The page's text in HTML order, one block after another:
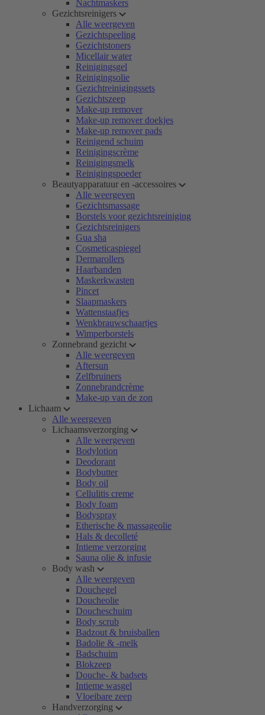
Nachtmaskers
Gezichtsreinigers
Alle weergeven
Gezichtspeeling
Gezichtstoners
Micellair water
Reinigingsgel
Reinigingsolie
Gezichtreinigingssets
Gezichtszeep
Make-up remover
Make-up remover doekjes
Make-up remover pads
Reinigend schuim
Reinigingscrème
Reinigingsmelk
Reinigingspoeder
Beautyapparatuur en -accessoires
Alle weergeven
Gezichtsmassage
Borstels voor gezichtsreiniging
Gezichtsreinigers
Gua sha
Cosmeticaspiegel
Dermarollers
Haarbanden
Maskerkwasten
Pincet
Slaapmaskers
Wattenstaafjes
Wenkbrauwschaartjes
Wimperborstels
Zonnebrand gezicht
Alle weergeven
Aftersun
Zelfbruiners
Zonnebrandcrème
Make-up van de zon
Lichaam
Alle weergeven
Lichaamsverzorging
Alle weergeven
Bodylotion
Deodorant
Bodybutter
Body oil
Cellulitis creme
Body foam
Bodyspray
Etherische & massageolie
Hals & decolleté
Intieme verzorging
Sauna olie & infusie
Body wash
Alle weergeven
Douchegel
Doucheolie
Doucheschuim
Body scrub
Badzout & bruisballen
Badolie & -melk
Badschuim
Blokzeep
Douche- & badsets
Intieme wasgel
Vloeibare zeep
Handverzorging